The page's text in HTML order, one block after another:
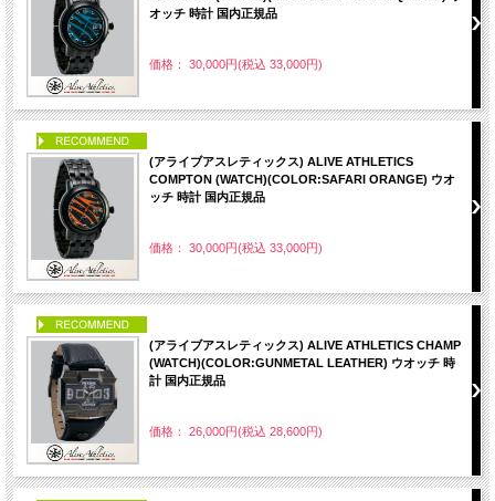
オッチ 時計 国内正規品
価格： 30,000円(税込 33,000円)
(アライブアスレティックス) ALIVE ATHLETICS
COMPTON (WATCH)(COLOR:SAFARI ORANGE) ウオ
ッチ 時計 国内正規品
価格： 30,000円(税込 33,000円)
(アライブアスレティックス) ALIVE ATHLETICS CHAMP
(WATCH)(COLOR:GUNMETAL LEATHER) ウオッチ 時
計 国内正規品
価格： 26,000円(税込 28,600円)